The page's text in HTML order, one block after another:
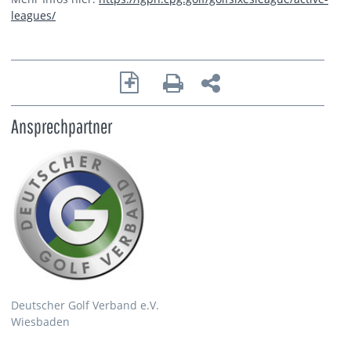
leagues/
Ansprechpartner
Deutscher Golf Verband e.V.
Wiesbaden